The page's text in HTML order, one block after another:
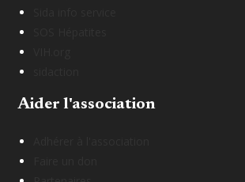
Aider l'association